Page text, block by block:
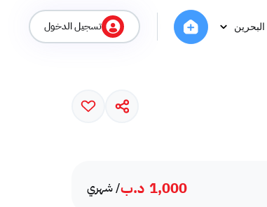
البحرين تسجيل الدخول
1,000 د.ب/ شهري